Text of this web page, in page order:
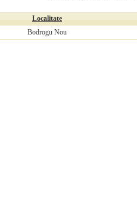
Localitate
Bodrogu Nou